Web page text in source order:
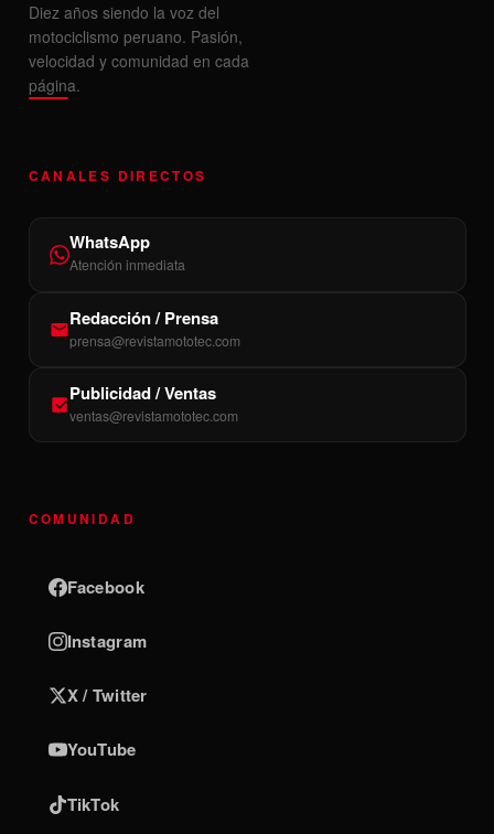
Diez años siendo la voz del
motociclismo peruano. Pasión,
velocidad y comunidad en cada
página.
CANALES DIRECTOS
WhatsApp
Atención inmediata
Redacción / Prensa
prensa@revistamototec.com
Publicidad / Ventas
ventas@revistamototec.com
COMUNIDAD
Facebook
Instagram
X / Twitter
YouTube
TikTok